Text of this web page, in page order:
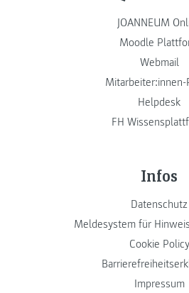
JOANNEUM
Moodle
Webmail
Mitarbeiter:innen-
Helpdesk
FH
Infos
Datenschutz
Meldesystem für
Cookie Policy
Impressum